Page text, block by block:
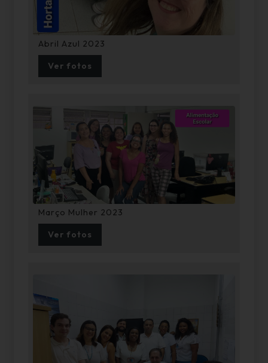
Abril Azul 2023
Ver fotos
Março Mulher 2023
Ver fotos